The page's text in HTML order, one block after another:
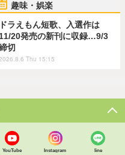
趣味・娯楽
ドラえもん短歌、入選作は
20発売の新刊に収録…9/3
切
Thu 15:15
YouTube Instagram line